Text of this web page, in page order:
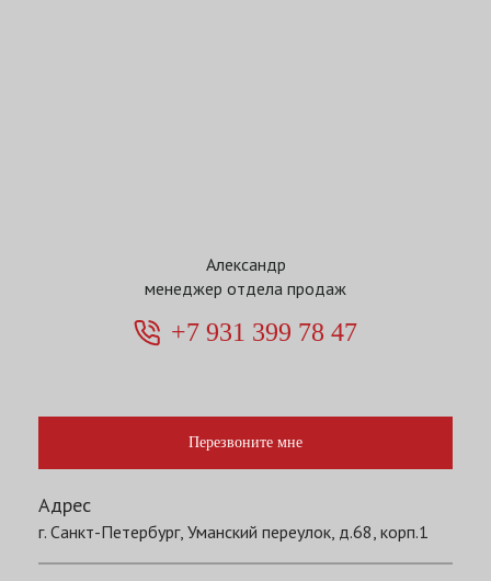
Александр
менеджер отдела продаж
+7 931 399 78 47
Перезвоните мне
Адрес
г. Санкт-Петербург, Уманский переулок, д.68, корп.1